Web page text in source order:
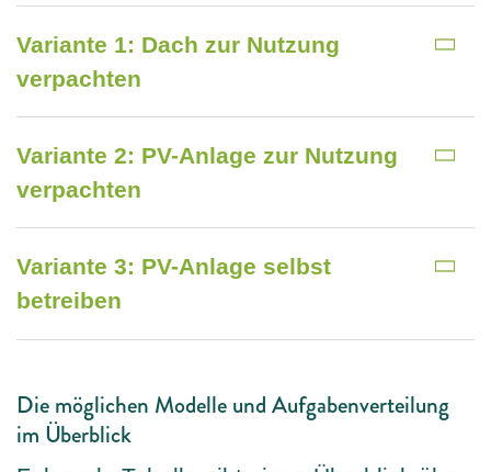
Variante 1: Dach zur Nutzung
verpachten
Variante 2: PV-Anlage zur Nutzung
verpachten
Variante 3: PV-Anlage selbst
betreiben
Die möglichen Modelle und Aufgabenverteilung
im Überblick